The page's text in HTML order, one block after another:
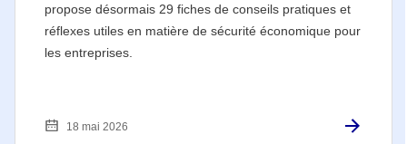
propose désormais 29 fiches de conseils pratiques et
réflexes utiles en matière de sécurité économique pour
les entreprises.
18 mai 2026